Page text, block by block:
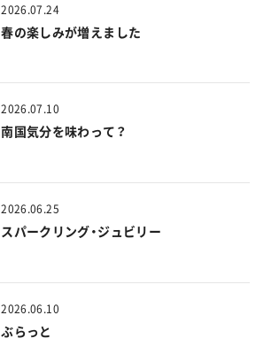
2026.07.24
春の楽しみが増えました
2026.07.10
南国気分を味わって？
2026.06.25
スパークリング・ジュビリー
2026.06.10
ぶらっと